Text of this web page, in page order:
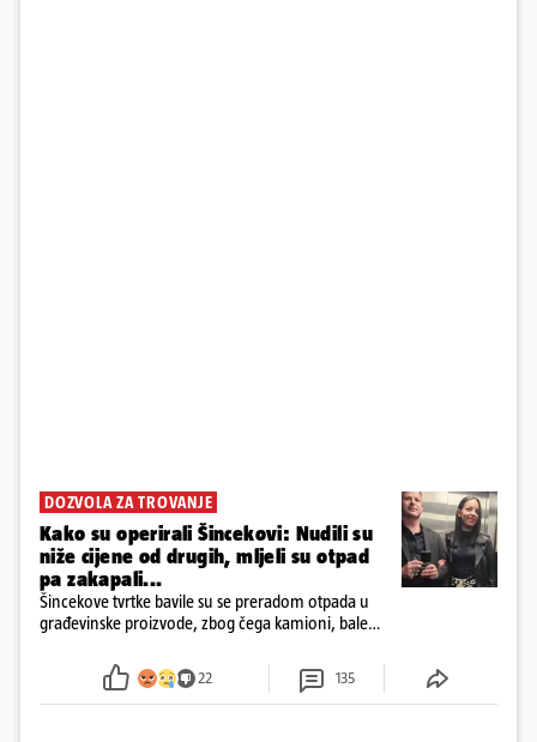
DOZVOLA ZA TROVANJE
Kako su operirali Šincekovi: Nudili su
niže cijene od drugih, mljeli su otpad
pa zakapali...
Šincekove tvrtke bavile su se preradom otpada u
građevinske proizvode, zbog čega kamioni, bale
22 135